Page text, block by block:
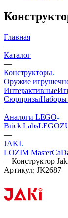
Главная
—
Каталог
—
Конструкторы
Оружие
Интерактивные
СюрпризыНаборы
—
Аналоги LEGO
Brick LabsLEGO
—
JAKI
LOZIM Master
—Конструктор
Артикул: JK2687